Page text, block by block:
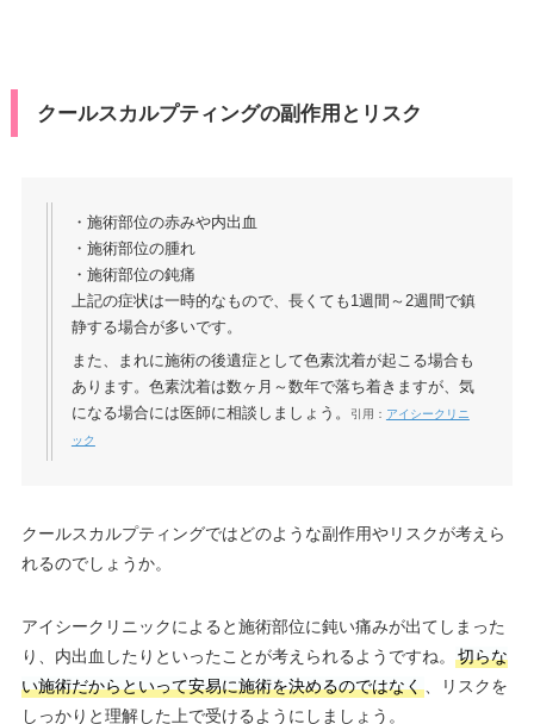
クールスカルプティングの副作用とリスク
・施術部位の赤みや内出血
・施術部位の腫れ
・施術部位の鈍痛
上記の症状は一時的なもので、長くても1週間～2週間で鎮
静する場合が多いです。
また、まれに施術の後遺症として色素沈着が起こる場合も
あります。色素沈着は数ヶ月～数年で落ち着きますが、気
になる場合には医師に相談しましょう。
引用： アイシークリニ
ック
クールスカルプティングではどのような副作用やリスクが考えら
れるのでしょうか。
アイシークリニックによると施術部位に鈍い痛みが出てしまった
り、内出血したりといったことが考えられるようですね。
切らな
い施術だからといって安易に施術を決めるのではなく、リスクを
しっかりと理解した上で受けるようにしましょう。